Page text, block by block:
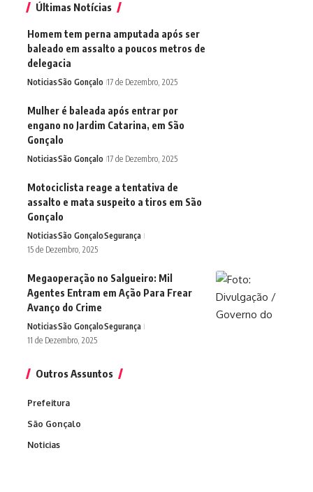
Últimas Notícias
Homem tem perna amputada após ser
baleado em assalto a poucos metros de
delegacia
NoticiasSão Gonçalo 17 de Dezembro, 2025
Mulher é baleada após entrar por
engano no Jardim Catarina, em São
Gonçalo
NoticiasSão Gonçalo 17 de Dezembro, 2025
Motociclista reage a tentativa de
assalto e mata suspeito a tiros em São
Gonçalo
NoticiasSão GonçaloSegurança
15 de Dezembro, 2025
Megaoperação no Salgueiro: Mil
Agentes Entram em Ação Para Frear
Avanço do Crime
NoticiasSão GonçaloSegurança
11 de Dezembro, 2025
Outros Assuntos
Prefeitura
São Gonçalo
Noticias